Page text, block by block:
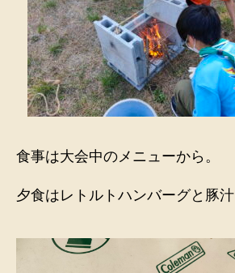
食事は大会中のメニューから。
夕食はレトルトハンバーグと豚汁